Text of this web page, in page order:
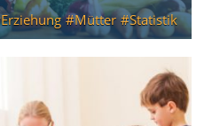
Erziehung
Mütter Statistik